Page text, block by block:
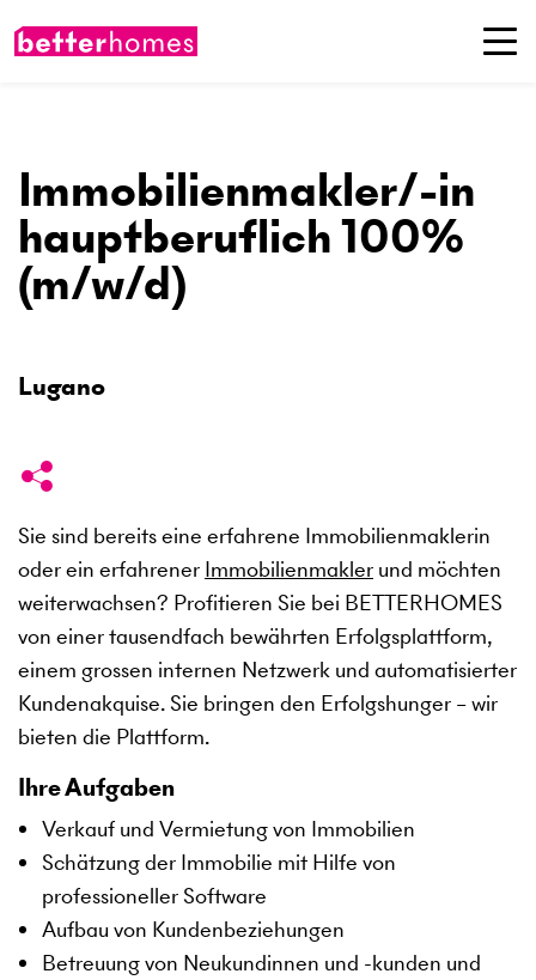
Immobilienmakler/-in
hauptberuflich 100%
(m/w/d)
Lugano
Sie sind bereits eine erfahrene Immobilienmaklerin
oder ein erfahrener Immobilienmakler und möchten
weiterwachsen? Profitieren Sie bei BETTERHOMES
von einer tausendfach bewährten Erfolgsplattform,
einem grossen internen Netzwerk und automatisierter
Kundenakquise. Sie bringen den Erfolgshunger – wir
bieten die Plattform.
Ihre Aufgaben
Verkauf und Vermietung von Immobilien
Schätzung der Immobilie mit Hilfe von
professioneller Software
Aufbau von Kundenbeziehungen
Betreuung von Neukundinnen und -kunden und